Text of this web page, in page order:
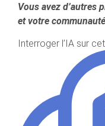
Vous avez d’autres
et votre
Interroger l’IA sur